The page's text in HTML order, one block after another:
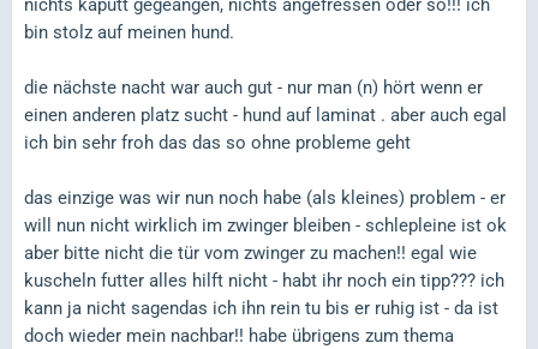
nichts kaputt gegeangen, nichts angefressen oder so!!! ich
bin stolz auf meinen hund.
die nächste nacht war auch gut - nur man (n) hört wenn er
einen anderen platz sucht - hund auf laminat . aber auch egal
ich bin sehr froh das das so ohne probleme geht
das einzige was wir nun noch habe (als kleines) problem - er
will nun nicht wirklich im zwinger bleiben - schlepleine ist ok
aber bitte nicht die tür vom zwinger zu machen!! egal wie
kuscheln futter alles hilft nicht - habt ihr noch ein tipp??? ich
kann ja nicht sagendas ich ihn rein tu bis er ruhig ist - da ist
doch wieder mein nachbar!! habe übrigens zum thema